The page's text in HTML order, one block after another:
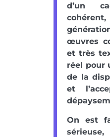
d’un
œuvres
et très
réel pour
de la
et
On est